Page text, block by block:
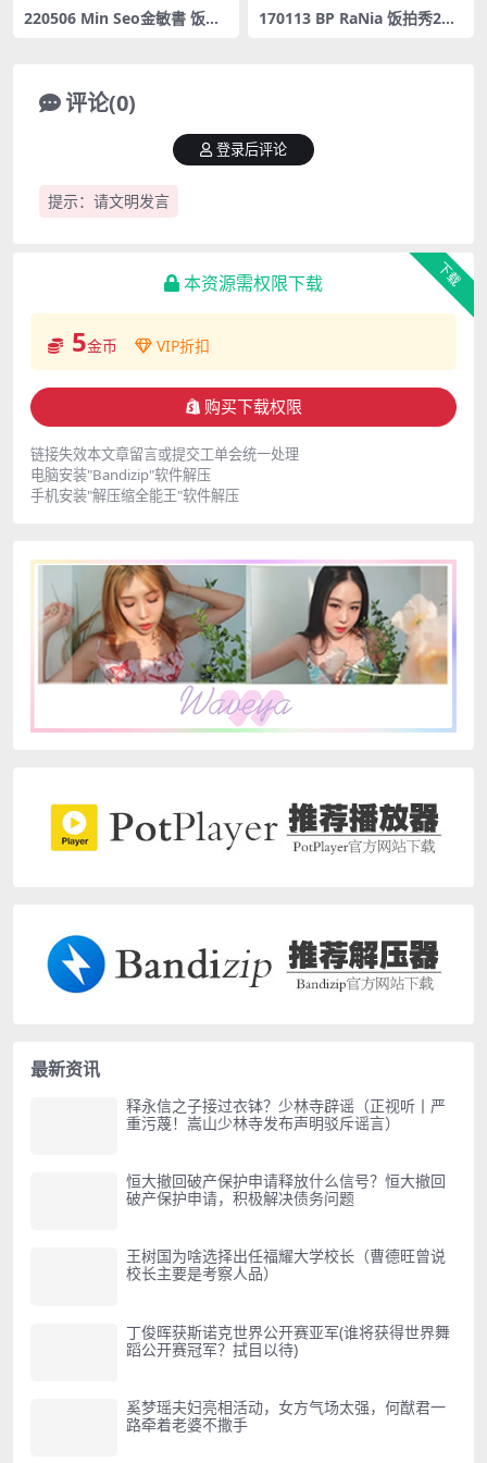
220506 Min Seo金敏書 饭拍
170113 BP RaNia 饭拍秀2部f
评论(0)
提示：请文明发言
登录后评论
下载
本资源需权限下载
5金币 VIP折扣
购买下载权限
链接失效本文章留言或提交工单会统一处理
电脑安装"Bandizip"软件解压
手机安装"解压缩全能王"软件解压
最新资讯
释永信之子接过衣钵？少林寺辟谣（正视听丨严
重污蔑！嵩山少林寺发布声明驳斥谣言）
恒大撤回破产保护申请释放什么信号？恒大撤回
破产保护申请，积极解决债务问题
王树国为啥选择出任福耀大学校长（曹德旺曾说
校长主要是考察人品）
丁俊晖获斯诺克世界公开赛亚军(谁将获得世界舞
蹈公开赛冠军？拭目以待)
奚梦瑶夫妇亮相活动，女方气场太强，何猷君一
路牵着老婆不撒手